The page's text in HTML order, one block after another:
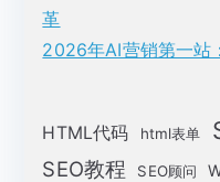
革
2026年AI营销第一站
HTML代码 html表单
SEO教程 SEO顾问